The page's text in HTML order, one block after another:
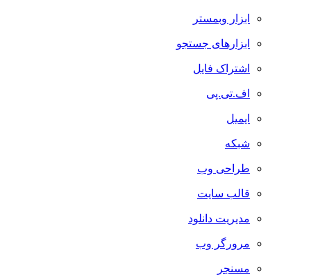
ابزار وبمستر
ابزارهای جستجو
اشتراک فایل
اف.تی.پی
ایمیل
شبکه
طراحی وب
قالب سایت
مدیریت دانلود
مرورگر وب
مسنجر